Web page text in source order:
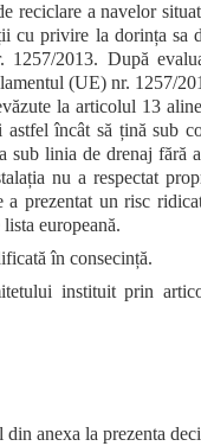
reciclare a navelor
cu privire la dorința sa
2013. După
(UE) nr. 1257/
la articolul 13
încât să țină sub
sub linia de drenaj fără
nu a respectat
a prezentat un risc
europeană.
în consecință.
instituit prin
anexa la prezenta